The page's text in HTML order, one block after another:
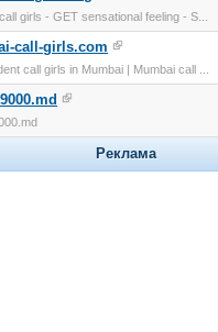
girls - GET sensational feeling - S...
call-girls.com
call girls in Mumbai | Mumbai call ...
Реклама